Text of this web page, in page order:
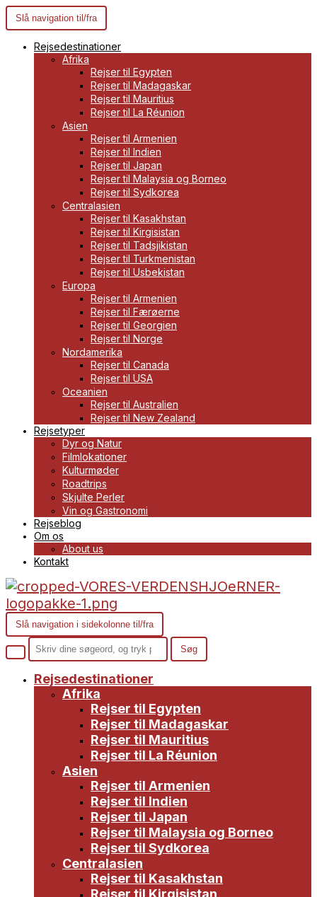
Slå navigation til/fra
Rejsedestinationer
Afrika
Rejser til Egypten
Rejser til Madagaskar
Rejser til Mauritius
Rejser til La Réunion
Asien
Rejser til Armenien
Rejser til Indien
Rejser til Japan
Rejser til Malaysia og Borneo
Rejser til Sydkorea
Centralasien
Rejser til Kasakhstan
Rejser til Kirgisistan
Rejser til Tadsjikistan
Rejser til Turkmenistan
Rejser til Usbekistan
Europa
Rejser til Armenien
Rejser til Færøerne
Rejser til Georgien
Rejser til Norge
Nordamerika
Rejser til Canada
Rejser til USA
Oceanien
Rejser til Australien
Rejser til New Zealand
Rejsetyper
Dyr og Natur
Filmlokationer
Kulturmøder
Roadtrips
Skjulte Perler
Vin og Gastronomi
Rejseblog
Om os
About us
Kontakt
Slå navigation i sidekolonne til/fra
Rejsedestinationer
Afrika
Rejser til Egypten
Rejser til Madagaskar
Rejser til Mauritius
Rejser til La Réunion
Asien
Rejser til Armenien
Rejser til Indien
Rejser til Japan
Rejser til Malaysia og Borneo
Rejser til Sydkorea
Centralasien
Rejser til Kasakhstan
Rejser til Kirgisistan